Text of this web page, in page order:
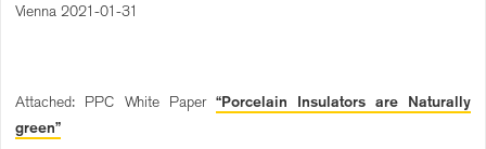
Vienna 2021-01-31
Attached: PPC White Paper “Porcelain Insulators are Naturally
green”